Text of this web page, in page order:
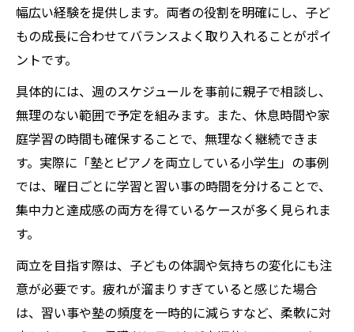
幅広い経験を提供します。両者の役割を明確にし、子ど
もの成長に合わせてバランスよく取り入れることがポイ
ントです。
具体的には、週のスケジュールを事前に親子で相談し、
無理のない範囲で予定を組みます。また、休息時間や家
庭学習の時間も確保することで、無理なく継続できま
す。実際に「塾とピアノを両立している小学生」の事例
では、曜日ごとに学習と習い事の時間を分けることで、
集中力と達成感の両方を得ているケースが多く見られま
す。
両立を目指す際は、子どもの体調や気持ちの変化にも注
意が必要です。疲れが溜まりすぎていると感じた場合
は、習い事や塾の頻度を一時的に減らすなど、柔軟に対